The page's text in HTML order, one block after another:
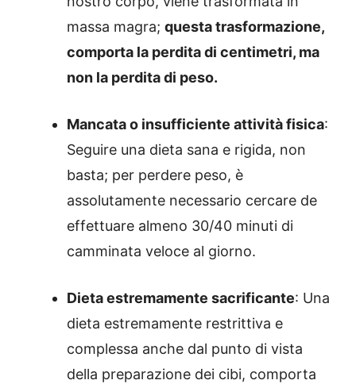
massa magra; questa trasformazione,
comporta la perdita di centimetri, ma
non la perdita di peso.
Mancata o insufficiente attività fisica:
Seguire una dieta sana e rigida, non
basta; per perdere peso, è
assolutamente necessario cercare de
effettuare almeno 30/40 minuti di
camminata veloce al giorno.
Dieta estremamente sacrificante: Una
dieta estremamente restrittiva e
complessa anche dal punto di vista
della preparazione dei cibi, comporta